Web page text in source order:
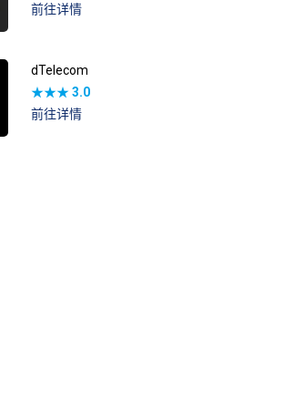
前往详情
dTelecom
★★★3.0
前往详情